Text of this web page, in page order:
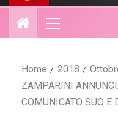
Home 2018
ZAMPARINI
COMUNICATO SUO E